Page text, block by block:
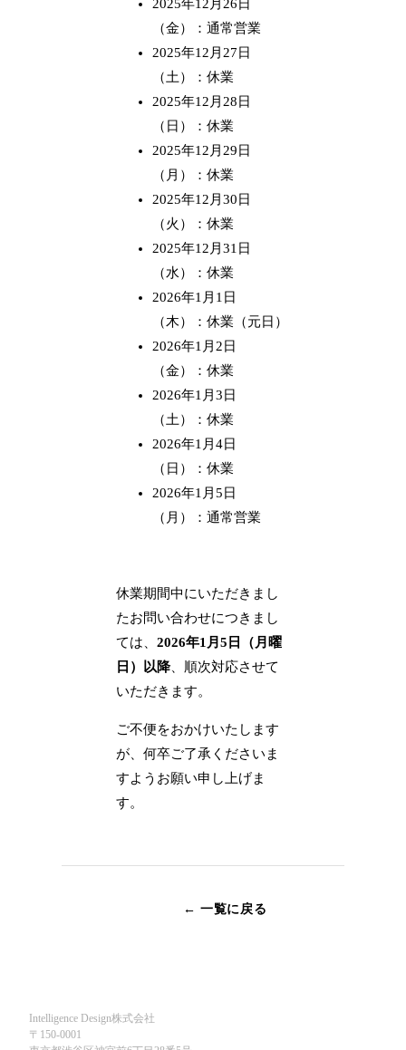
2025年12月26日
（金）：通常営業
2025年12月27日
（土）：休業
2025年12月28日
（日）：休業
2025年12月29日
（月）：休業
2025年12月30日
（火）：休業
2025年12月31日
（水）：休業
2026年1月1日
（木）：休業（元日）
2026年1月2日
（金）：休業
2026年1月3日
（土）：休業
2026年1月4日
（日）：休業
2026年1月5日
（月）：通常営業
休業期間中にいただきまし
たお問い合わせにつきまし
ては、 2026年1月5日（月曜
日）以降、順次対応させて
いただきます。
ご不便をおかけいたします
が、何卒ご了承くださいま
すようお願い申し上げま
す。
← 一覧に戻る
Intelligence Design株式会社
〒150-0001